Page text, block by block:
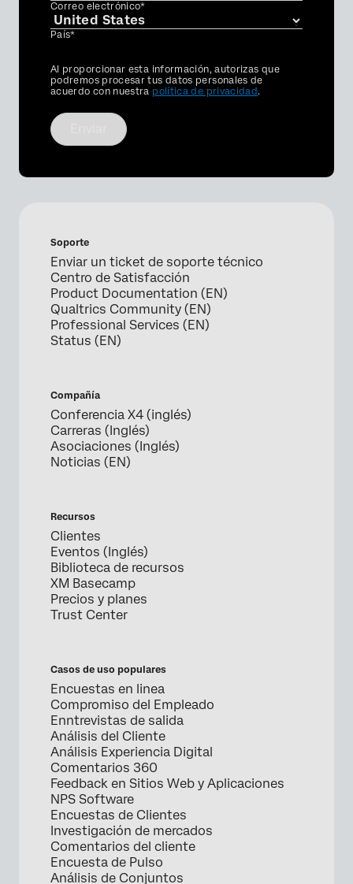
Correo electrónico*
País*
Privacy
Optin
Al proporcionar esta información, autorizas que
podremos procesar tus datos personales de
acuerdo con nuestra política de privacidad.
Soporte
Enviar un ticket de soporte técnico
Centro de Satisfacción
Product Documentation (EN)
Qualtrics Community (EN)
Professional Services (EN)
Status (EN)
Compañía
Conferencia X4 (inglés)
Carreras (Inglés)
Asociaciones (Inglés)
Noticias (EN)
Recursos
Clientes
Eventos (Inglés)
Biblioteca de recursos
XM Basecamp
Precios y planes
Trust Center
Casos de uso populares
Encuestas en linea
Compromiso del Empleado
Enntrevistas de salida
Análisis del Cliente
Análisis Experiencia Digital
Comentarios 360
Feedback en Sitios Web y Aplicaciones
NPS Software
Encuestas de Clientes
Investigación de mercados
Comentarios del cliente
Encuesta de Pulso
Análisis de Conjuntos